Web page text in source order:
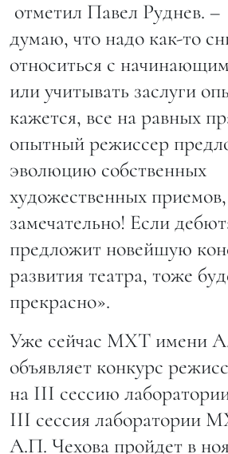
отметил Павел Руднев.
думаю, что надо как-то
относиться с
или учитывать заслуги
кажется, все на равных
опытный режиссер
эволюцию собственных
художественных
замечательно! Если
предложит новейшую
развития театра, тоже
прекрасно».
Уже сейчас МХТ имени
объявляет конкурс
на III сессию
III сессия лаборатории
А.П. Чехова пройдет в